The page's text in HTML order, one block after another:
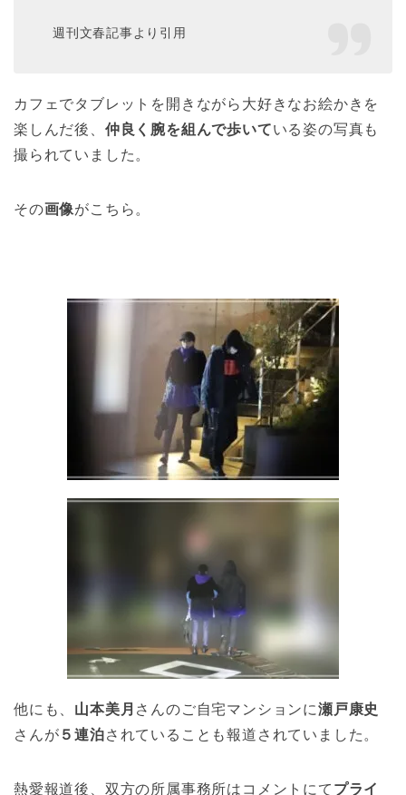
週刊文春記事より引用
カフェでタブレットを開きながら大好きなお絵かきを
楽しんだ後、 仲良く腕を組んで歩いている姿の写真も
撮られていました。
その画像がこちら。
他にも、 山本美月 さんのご自宅マンションに瀬戸康史
さんが ５連泊されていることも報道されていました。
熱愛報道後、双方の所属事務所はコメントにて プライ